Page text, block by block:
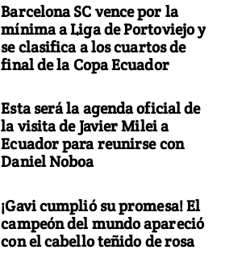
Barcelona SC vence por la
mínima a Liga de Portoviejo y
se clasifica a los cuartos de
final de la Copa Ecuador
Esta será la agenda oficial de
la visita de Javier Milei a
Ecuador para reunirse con
Daniel Noboa
¡Gavi cumplió su promesa! El
campeón del mundo apareció
con el cabello teñido de rosa